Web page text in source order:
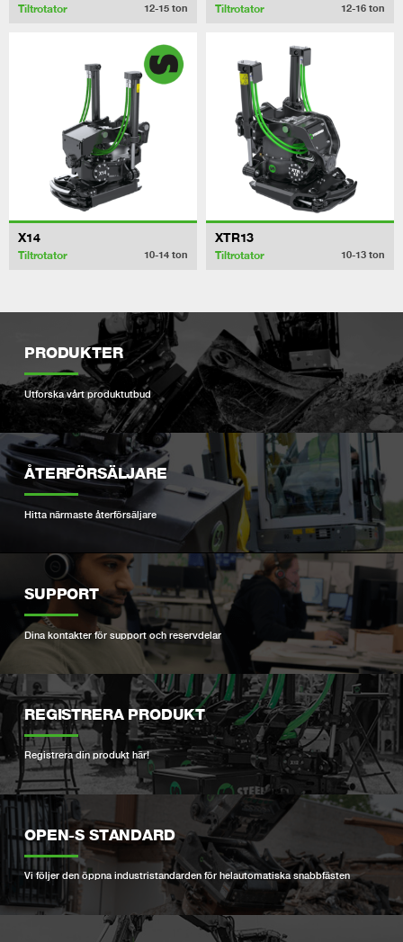
Tiltrotator 12-15 ton Tiltrotator 12-16 ton
X14
Tiltrotator 10-14 ton
XTR13
Tiltrotator 10-13 ton
PRODUKTER
Utforska vårt produktutbud
ÅTERFÖRSÄLJARE
Hitta närmaste återförsäljare
SUPPORT
Dina kontakter för support och reservdelar
REGISTRERA PRODUKT
Registrera din produkt här!
OPEN-S STANDARD
Vi följer den öppna industristandarden för helautomatiska snabbfästen